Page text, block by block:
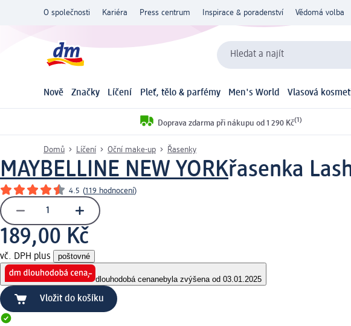
O společnosti Kariéra Press centrum Inspirace & poradenství Vědomá volba
Hledat a najít
Nově Značky Líčení Pleť, tělo & parfémy Men's World Vlasová
Doprava zdarma při nákupu od 1 290 Kč(1)
Domů Líčení Oční make-up Řasenky
MAYBELLINE NEW YORKřasenka
4.5 (119 hodnocení)
189,00 Kč
vč. DPH plus poštovné
dlouhodobá cenanebyla zvýšena od 03.01.2025
Vložit do košíku